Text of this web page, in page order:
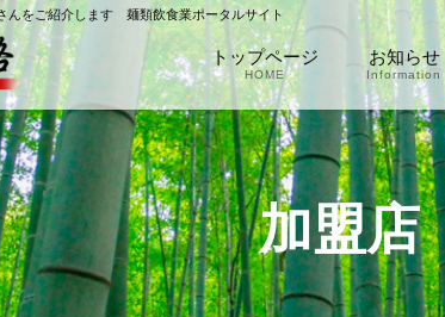
んをご紹介します 麺類飲食業ポータルサイト
トップページ
HOME
お知らせ
Information
加盟店